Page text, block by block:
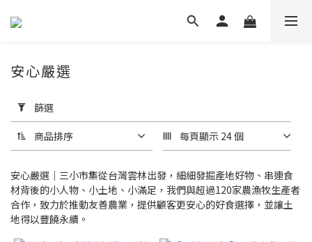
用
篩
選
(0/20)
價格
(NT$)
安心嚴選
篩選
商品排序 每頁顯示 24 個
安心嚴選｜三小市集從台灣雲林出發，細細發掘產地好物、串連食
材背後的小人物、小土地、小滿足，我們與超過120家農漁牧生產者
合作，致力於推動友善農業，提供顧客更安心的好食選擇，並讓土
地得以豐饒永續。